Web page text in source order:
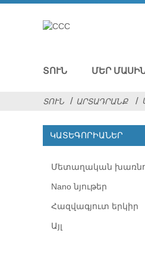
ՏՈՒՆ ՄԵՐ
ՏՈՒՆ ԱՐՏԱԴՐԱՆՔ
ԿԱՏԵԳՈՐԻԱՆԵՐ
Մետաղական
Nano նյութեր
Հազվագյուտ երկիր
Այլ